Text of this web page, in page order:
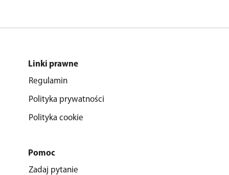
Linki prawne
Regulamin
Polityka prywatności
Polityka cookie
Pomoc
Zadaj pytanie